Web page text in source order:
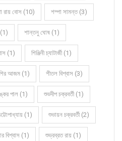
রায় বোস (10) শম্পা সামন্ত (3)
(1) শান্তনু ঘোষ (1)
(1) শিঞ্জিনী চ্যাটার্জী (1)
আজম (1) শীতল বিশ্বাস (3)
পাল (1) শুভদীপ চক্রবর্তী (1)
(1) শুভায়ন চক্রবর্তী (2)
বিশ্বাস (1) শুভ্রব্রত রায় (1)